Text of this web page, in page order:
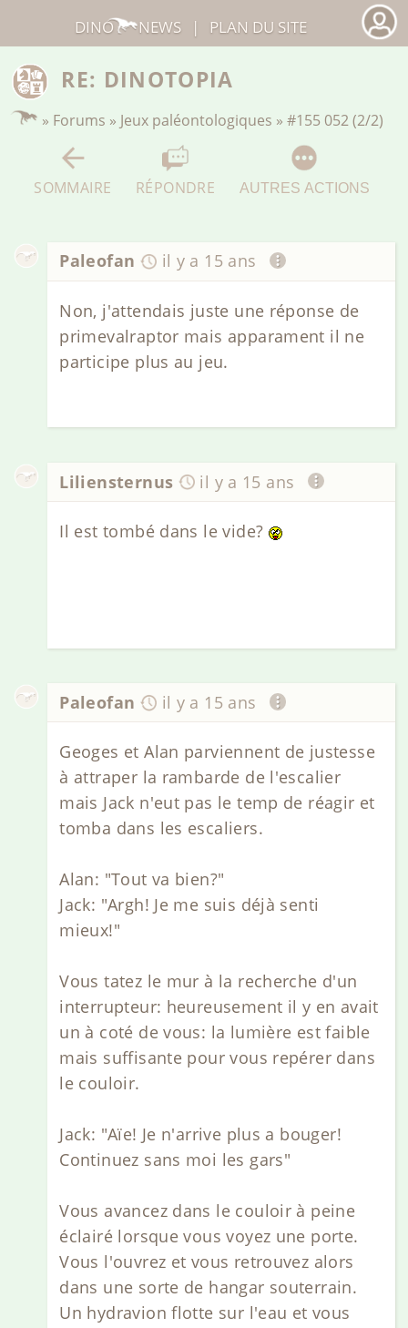
RE: DINOTOPIA
» Forums » Jeux paléontologiques »#155 052 (2/2)
SOMMAIRE RÉPONDRE AUTRES ACTIONS
Paleofan il y a 15 ans
Non, j'attendais juste une réponse de
primevalraptor mais apparament il ne
participe plus au jeu.
Liliensternus il y a 15 ans
Il est tombé dans le vide?
Paleofan il y a 15 ans
Geoges et Alan parviennent de justesse
à attraper la rambarde de l'escalier
mais Jack n'eut pas le temp de réagir et
tomba dans les escaliers.
Alan: "Tout va bien?"
Jack: "Argh! Je me suis déjà senti
mieux!"
Vous tatez le mur à la recherche d'un
interrupteur: heureusement il y en avait
un à coté de vous: la lumière est faible
mais suffisante pour vous repérer dans
le couloir.
Jack: "Aïe! Je n'arrive plus a bouger!
Continuez sans moi les gars"
Vous avancez dans le couloir à peine
éclairé lorsque vous voyez une porte.
Vous l'ouvrez et vous retrouvez alors
dans une sorte de hangar souterrain.
Un hydravion flotte sur l'eau et vous
DINO NEWS | PLAN DU SITE